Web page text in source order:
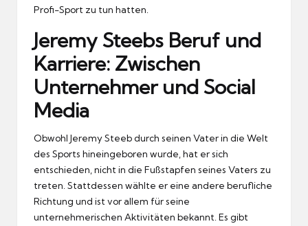
Profi-Sport zu tun hatten.
Jeremy Steebs Beruf und
Karriere: Zwischen
Unternehmer und Social
Media
Obwohl Jeremy Steeb durch seinen Vater in die Welt
des Sports hineingeboren wurde, hat er sich
entschieden, nicht in die Fußstapfen seines Vaters zu
treten. Stattdessen wählte er eine andere berufliche
Richtung und ist vor allem für seine
unternehmerischen Aktivitäten bekannt. Es gibt